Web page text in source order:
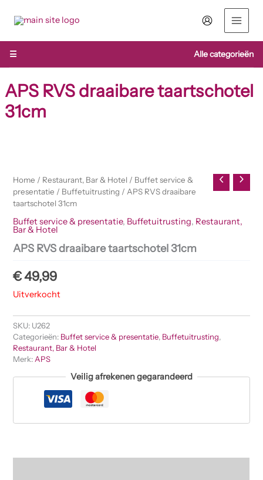
naar
inhoud
☰
Alle categorieën
APS RVS draaibare taartschotel
31cm
Home / Restaurant, Bar & Hotel / Buffet service &
presentatie / Buffetuitrusting / APS RVS draaibare
taartschotel 31cm
Buffet service & presentatie, Buffetuitrusting, Restaurant,
Bar & Hotel
APS RVS draaibare taartschotel 31cm
€49,99
Uitverkocht
SKU: U262
Categorieën: Buffet service & presentatie, Buffetuitrusting,
Restaurant, Bar & Hotel
Merk: APS
Veilig afrekenen gegarandeerd